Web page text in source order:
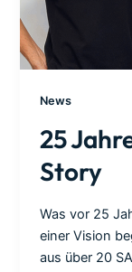
News
25
Story
Was vor 25
einer Vision
aus über 20